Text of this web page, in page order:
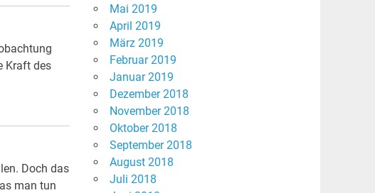
Kraft des
Doch das
man tun
Mai 2019
April 2019
März 2019
Februar 2019
Januar 2019
Dezember 2018
November 2018
Oktober 2018
September 2018
August 2018
Juli 2018